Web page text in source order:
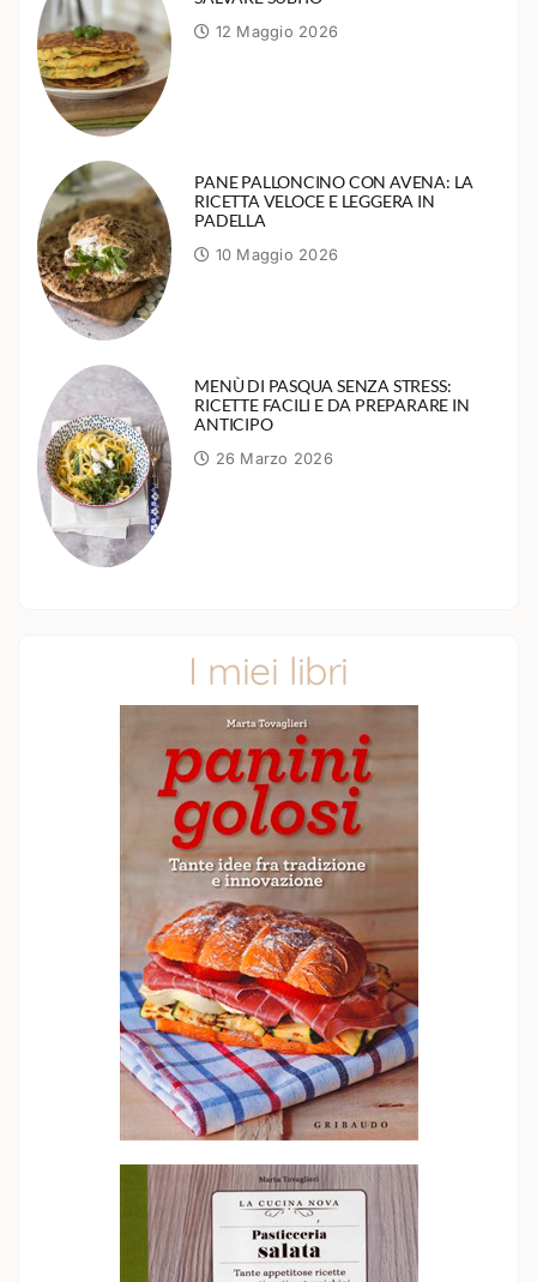
12 Maggio 2026
PANE PALLONCINO CON AVENA: LA
RICETTA VELOCE E LEGGERA IN
PADELLA
10 Maggio 2026
MENÙ DI PASQUA SENZA STRESS:
RICETTE FACILI E DA PREPARARE IN
ANTICIPO
26 Marzo 2026
I miei libri